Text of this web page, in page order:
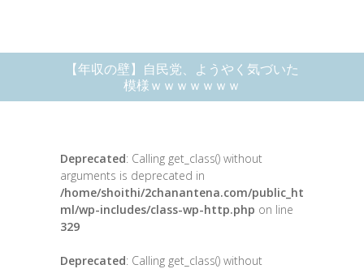
【年収の壁】自民党、ようやく気づいた
模様ｗｗｗｗｗｗｗ
Deprecated: Calling get_class() without
arguments is deprecated in
/home/shoithi/2chanantena.com/public_ht
ml/wp-includes/class-wp-http.php on line
329
Deprecated: Calling get_class() without